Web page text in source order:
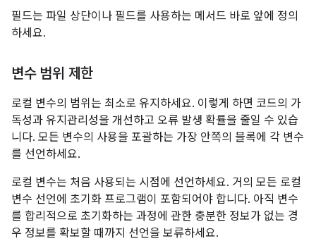
필드는 파일 상단이나 필드를 사용하는 메서드 바로 앞에 정의
하세요.
변수 범위 제한
로컬 변수의 범위는 최소로 유지하세요. 이렇게 하면 코드의 가
독성과 유지관리성을 개선하고 오류 발생 확률을 줄일 수 있습
니다. 모든 변수의 사용을 포괄하는 가장 안쪽의 블록에 각 변수
를 선언하세요.
로컬 변수는 처음 사용되는 시점에 선언하세요. 거의 모든 로컬
변수 선언에 초기화 프로그램이 포함되어야 합니다. 아직 변수
를 합리적으로 초기화하는 과정에 관한 충분한 정보가 없는 경
우 정보를 확보할 때까지 선언을 보류하세요.